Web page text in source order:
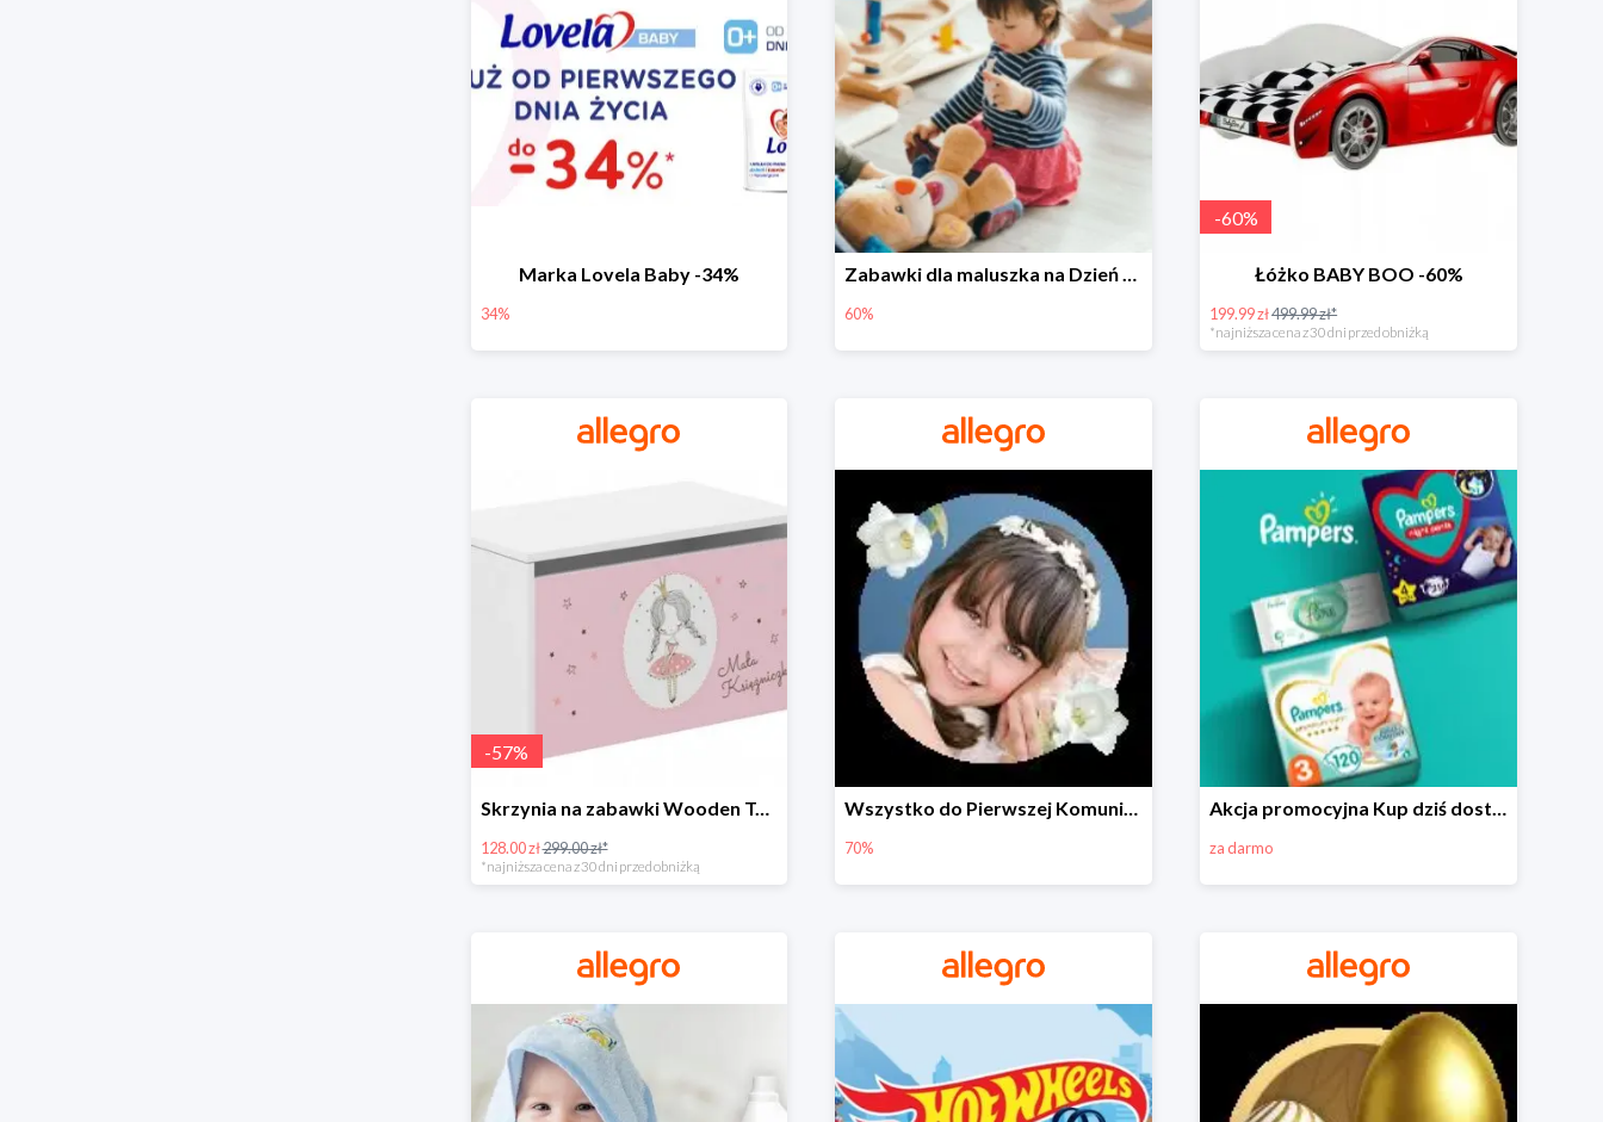
Marka Lovela Baby -34%
34%
Zabawki dla maluszka na Dzień Dziecka na Allegro do -60%
60%
-60%
Łóżko BABY BOO -60%
199.99 zł499.99 zł*
*najniższa cena z 30 dni przed obniżką
-57%
Skrzynia na zabawki Wooden Toys -57%
128.00 zł299.00 zł*
*najniższa cena z 30 dni przed obniżką
Wszystko do Pierwszej Komunii na Allegro do -70%
70%
Akcja promocyjna Kup dziś dostawa jutro
za darmo